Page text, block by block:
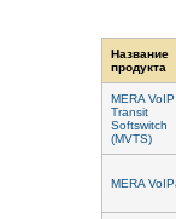
Название
продукта
MERA VoIP
Transit
Softswitch
(MVTS)
MERA